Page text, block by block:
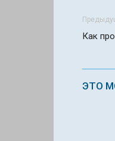
Как
ЭТО